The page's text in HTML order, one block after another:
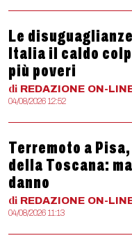
Le
Italia il caldo
più poveri
di REDAZIONE ON-
04/08/2026 12:52
Terremoto a
della Toscana:
danno
di REDAZIONE ON-
04/08/2026 11:13